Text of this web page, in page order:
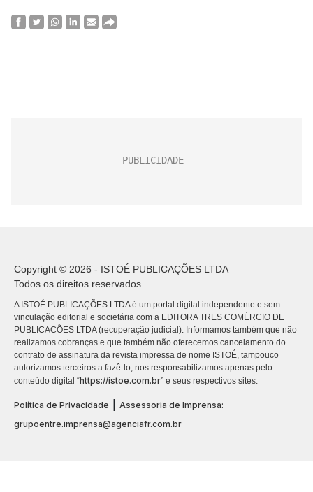
Copyright © 2026 - ISTOÉ PUBLICAÇÕES LTDA
Todos os direitos reservados.
A ISTOÉ PUBLICAÇÕES LTDA é um portal digital independente e sem
vinculação editorial e societária com a EDITORA TRES COMÉRCIO DE
PUBLICACÕES LTDA (recuperação judicial). Informamos também que não
realizamos cobranças e que também não oferecemos cancelamento do
contrato de assinatura da revista impressa de nome ISTOÉ, tampouco
autorizamos terceiros a fazê-lo, nos responsabilizamos apenas pelo
conteúdo digital “https://istoe.com.br” e seus respectivos sites.
Política de Privacidade
Assessoria de Imprensa:
grupoentre.imprensa@agenciafr.com.br